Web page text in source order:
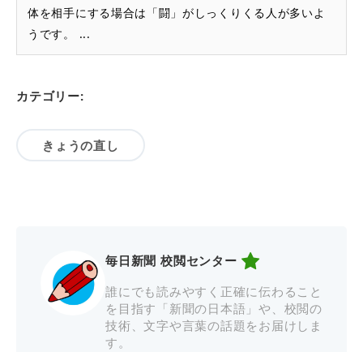
体を相手にする場合は「闘」がしっくりくる人が多いよ
うです。 ...
カテゴリー:
きょうの直し
毎日新聞 校閲センター
誰にでも読みやすく正確に伝わること
を目指す「新聞の日本語」や、校閲の
技術、文字や言葉の話題をお届けしま
す。